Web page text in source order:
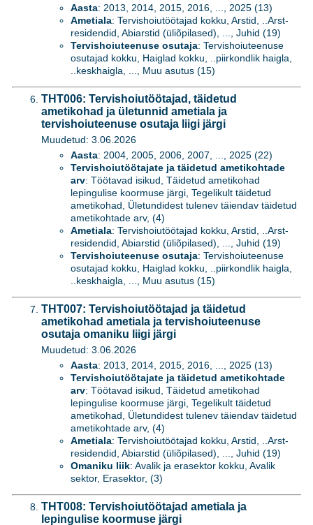
Aasta: 2013, 2014, 2015, 2016, ..., 2025 (13)
Ametiala: Tervishoiutöötajad kokku, Arstid, ..Arst-
residendid, Abiarstid (üliõpilased), ..., Juhid (19)
Tervishoiuteenuse osutaja: Tervishoiuteenuse
osutajad kokku, Haiglad kokku, ..piirkondlik haigla,
..keskhaigla, ..., Muu asutus (15)
THT006: Tervishoiutöötajad, täidetud
ametikohad ja ületunnid ametiala ja
tervishoiuteenuse osutaja liigi järgi
Muudetud: 3.06.2026
Aasta: 2004, 2005, 2006, 2007, ..., 2025 (22)
Tervishoiutöötajate ja täidetud ametikohtade
arv: Töötavad isikud, Täidetud ametikohad
lepingulise koormuse järgi, Tegelikult täidetud
ametikohad, Ületundidest tulenev täiendav täidetud
ametikohtade arv, (4)
Ametiala: Tervishoiutöötajad kokku, Arstid, ..Arst-
residendid, Abiarstid (üliõpilased), ..., Juhid (19)
Tervishoiuteenuse osutaja: Tervishoiuteenuse
osutajad kokku, Haiglad kokku, ..piirkondlik haigla,
..keskhaigla, ..., Muu asutus (15)
THT007: Tervishoiutöötajad ja täidetud
ametikohad ametiala ja tervishoiuteenuse
osutaja omaniku liigi järgi
Muudetud: 3.06.2026
Aasta: 2013, 2014, 2015, 2016, ..., 2025 (13)
Tervishoiutöötajate ja täidetud ametikohtade
arv: Töötavad isikud, Täidetud ametikohad
lepingulise koormuse järgi, Tegelikult täidetud
ametikohad, Ületundidest tulenev täiendav täidetud
ametikohtade arv, (4)
Ametiala: Tervishoiutöötajad kokku, Arstid, ..Arst-
residendid, Abiarstid (üliõpilased), ..., Juhid (19)
Omaniku liik: Avalik ja erasektor kokku, Avalik
sektor, Erasektor, (3)
THT008: Tervishoiutöötajad ametiala ja
lepingulise koormuse järgi